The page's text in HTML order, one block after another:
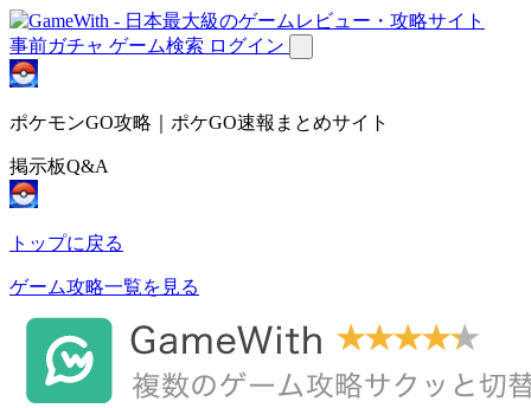
事前ガチャ ゲーム検索 ログイン
ポケモンGO攻略｜ポケGO速報まとめサイト
掲示板Q&A
トップに戻る
ゲーム攻略一覧を見る